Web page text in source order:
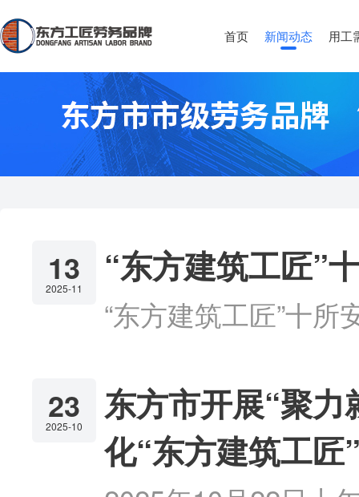
首页 新闻动态 用工
13
2025-11
“东方建筑工匠”
“东方建筑工匠”十
23
2025-10
东方市开展“聚
化“东方建筑工匠